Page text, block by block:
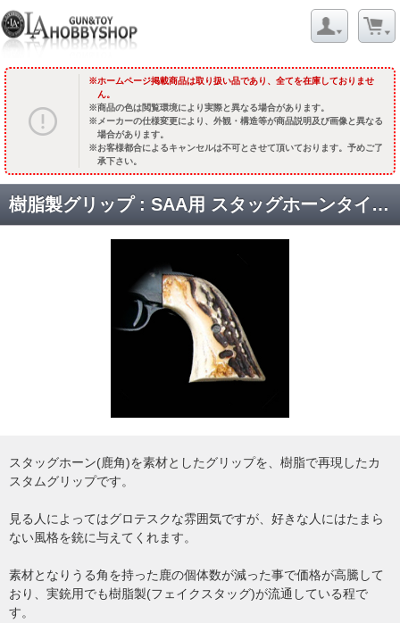
ホームページ掲載商品は取り扱い品であり、全てを在庫しておりませ
ん。
商品の色は閲覧環境により実際と異なる場合があります。
メーカーの仕様変更により、外観・構造等が商品説明及び画像と異なる
場合があります。
お客様都合によるキャンセルは不可とさせて頂いております。予めご了
承下さい。
樹脂製グリップ : SAA用 スタッグホーンタイプ 2ピース[ハートフォード用] [品切中.再入荷時期未定]
スタッグホーン(鹿角)を素材としたグリップを、樹脂で再現したカ
スタムグリップです。
見る人によってはグロテスクな雰囲気ですが、好きな人にはたまら
ない風格を銃に与えてくれます。
素材となりうる角を持った鹿の個体数が減った事で価格が高騰して
おり、実銃用でも樹脂製(フェイクスタッグ)が流通している程で
す。